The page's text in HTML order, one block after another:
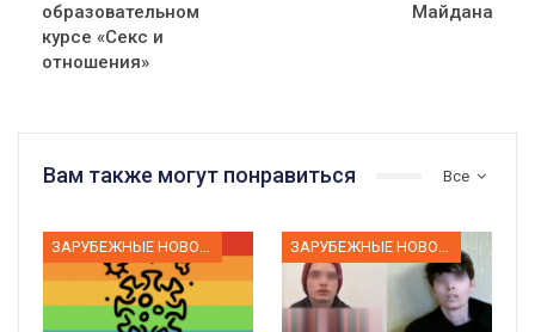
образовательном
курсе «Секс и
отношения»
Майдана
Все
Вам также могут понравиться